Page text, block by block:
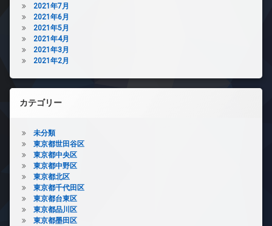
2021年7月
2021年6月
2021年5月
2021年4月
2021年3月
2021年2月
カテゴリー
未分類
東京都世田谷区
東京都中央区
東京都中野区
東京都北区
東京都千代田区
東京都台東区
東京都品川区
東京都墨田区